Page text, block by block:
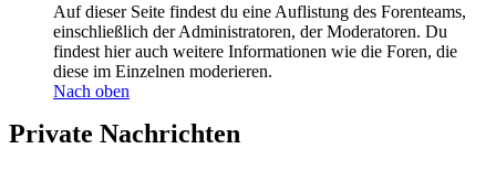
Auf dieser Seite findest du eine Auflistung des Forenteams,
einschließlich der Administratoren, der Moderatoren. Du
findest hier auch weitere Informationen wie die Foren, die
diese im Einzelnen moderieren.
Nach oben
Private Nachrichten